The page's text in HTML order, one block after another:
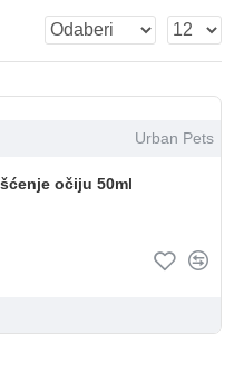
Urban Pets
očiju 50ml